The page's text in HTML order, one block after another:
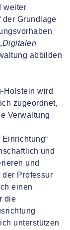
weiter
Grundlage
„Digitalen
abbilden
Holstein wird
zugeordnet,
Verwaltung
und
und
Professur
einen
die
unterstützen